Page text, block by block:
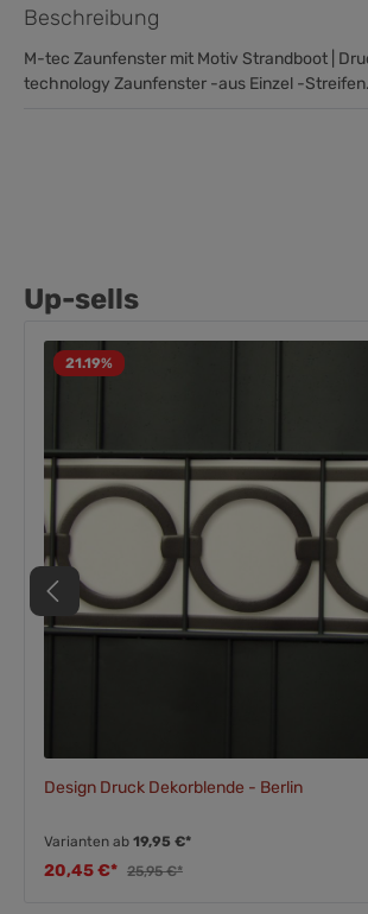
Beschreibung
M-tec Zaunfenster mit Motiv Strandboot |
technology Zaunfenster -aus Einzel -
Up-sells
21.19%
Design Druck Dekorblende - Berlin
Varianten ab19,95 €*
20,45 €* 25,95 €*